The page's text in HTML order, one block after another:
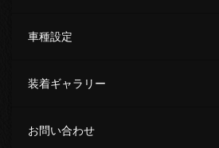
車種設定
装着ギャラリー
お問い合わせ